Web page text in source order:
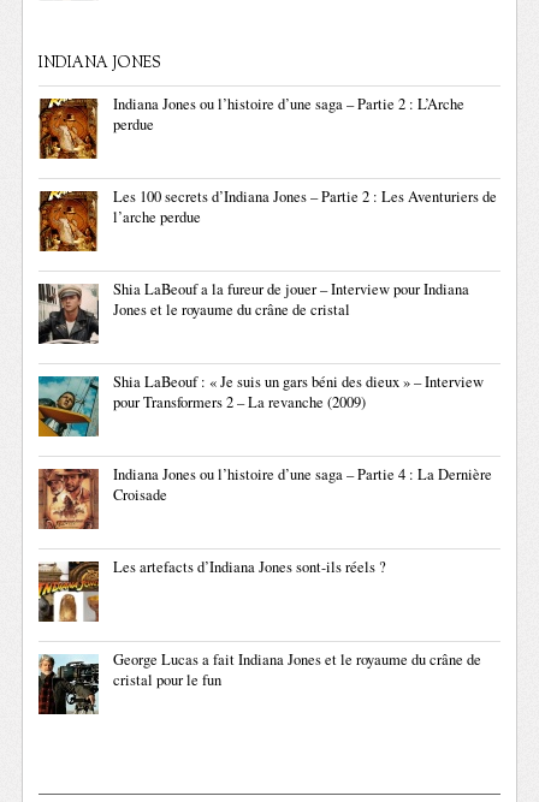
INDIANA JONES
Indiana Jones ou l’histoire d’une saga – Partie 2 : L’Arche
perdue
Les 100 secrets d’Indiana Jones – Partie 2 : Les Aventuriers de
l’arche perdue
Shia LaBeouf a la fureur de jouer – Interview pour Indiana
Jones et le royaume du crâne de cristal
Shia LaBeouf : « Je suis un gars béni des dieux » – Interview
pour Transformers 2 – La revanche (2009)
Indiana Jones ou l’histoire d’une saga – Partie 4 : La Dernière
Croisade
Les artefacts d’Indiana Jones sont-ils réels ?
George Lucas a fait Indiana Jones et le royaume du crâne de
cristal pour le fun